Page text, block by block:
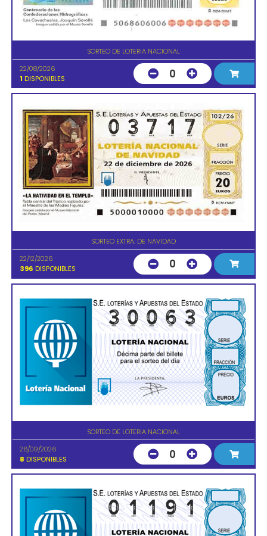
SORTEO DE LOTERIA NACIONAL
22/08/2026
1 DISPONIBLES 0
SORTEO EXTRA. DE NAVIDAD
22/12/2026
396 DISPONIBLES 0
SORTEO DE LOTERIA NACIONAL
26/09/2026
8 DISPONIBLES 0